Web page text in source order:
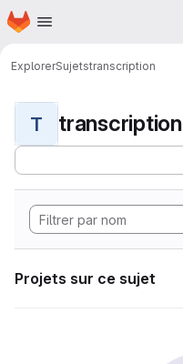
Passer au contenu principal
Page d'accueil
ExplorerSujetstranscription
T transcription
Projets sur ce sujet